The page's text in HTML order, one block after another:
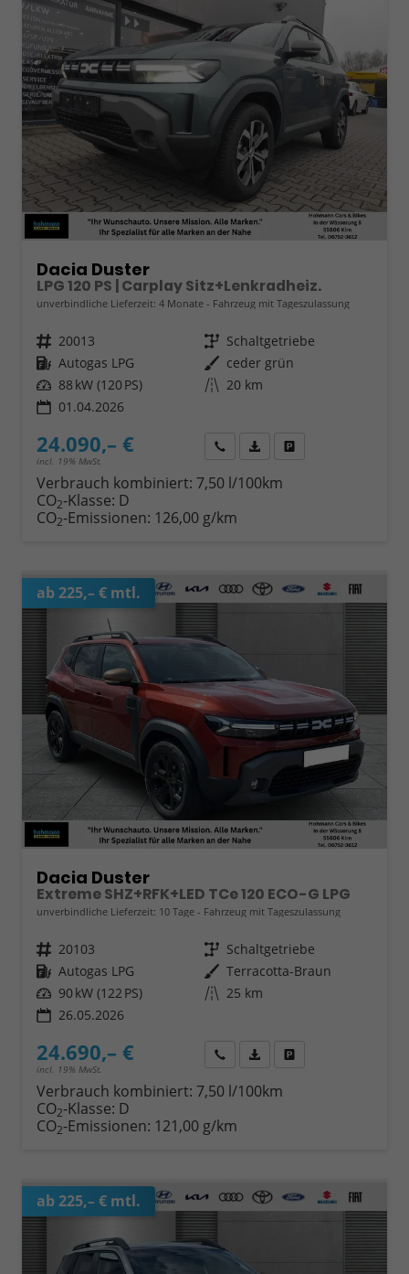
Dacia Duster
LPG 120 PS | Carplay Sitz+Lenkradheiz.
unverbindliche Lieferzeit: 4 Monate Fahrzeug mit Tageszulassung
Fahrzeugnr. 20013 Getriebe Schaltgetriebe
Kraftstoff Autogas LPG Außenfarbe ceder grün
Leistung 88 kW (120 PS) Kilometerstand 20 km
01.04.2026
24.090,– €
incl. 19% MwSt.
Wir rufen Sie anFahrzeugexposé (PDF)
Verbrauch kombiniert: 7,50 l/100km
CO2-Klasse: D
CO2-Emissionen: 126,00 g/km
ab 225,– € mtl.
Dacia Duster
Extreme SHZ+RFK+LED TCe 120 ECO-G LPG
unverbindliche Lieferzeit: 10 Tage Fahrzeug mit Tageszulassung
Fahrzeugnr. 20103 Getriebe Schaltgetriebe
Kraftstoff Autogas LPG Außenfarbe Terracotta-Braun
Leistung 90 kW (122 PS) Kilometerstand 25 km
26.05.2026
24.690,– €
incl. 19% MwSt.
Wir rufen Sie anFahrzeugexposé (PDF)
Verbrauch kombiniert: 7,50 l/100km
CO2-Klasse: D
CO2-Emissionen: 121,00 g/km
ab 225,– € mtl.